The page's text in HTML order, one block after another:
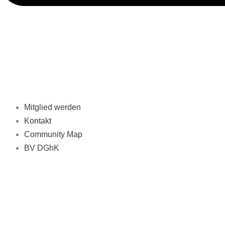
Mitglied werden
Kontakt
Community Map
BV DGhK